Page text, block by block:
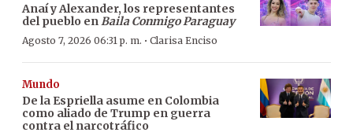
Anaí y Alexander, los representantes
del pueblo enBaila Conmigo Paraguay
Agosto 7, 2026 06:31 p. m. · Clarisa Enciso
Mundo
De la Espriella asume en Colombia
como aliado de Trump en guerra
contra el narcotráfico